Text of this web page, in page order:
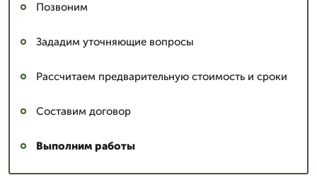
Позвоним
Зададим уточняющие вопросы
Рассчитаем предварительную стоимость и сроки
Составим договор
Выполним работы